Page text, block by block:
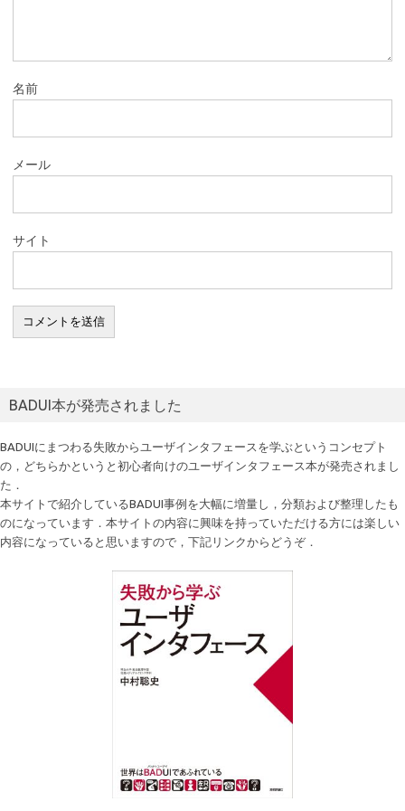
名前
メール
サイト
BADUI本が発売されました
BADUIにまつわる失敗からユーザインタフェースを学ぶというコンセプト
の，どちらかというと初心者向けのユーザインタフェース本が発売されまし
た．
本サイトで紹介しているBADUI事例を大幅に増量し，分類および整理したも
のになっています．本サイトの内容に興味を持っていただける方には楽しい
内容になっていると思いますので，下記リンクからどうぞ．